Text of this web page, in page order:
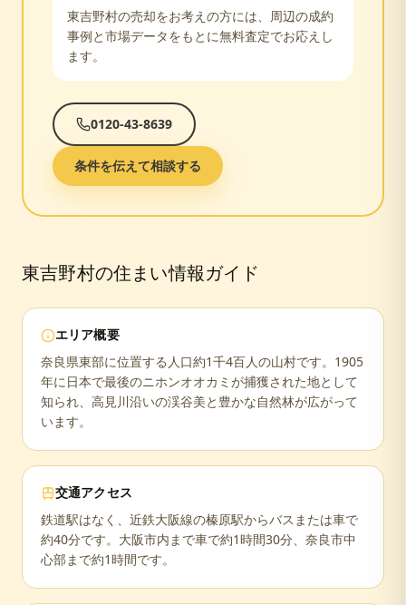
東吉野村の売却をお考えの方には、周辺の成約
事例と市場データをもとに無料査定でお応えし
ます。
0120-43-8639
条件を伝えて相談する
東吉野村の住まい情報ガイド
エリア概要
奈良県東部に位置する人口約1千4百人の山村です。1905
年に日本で最後のニホンオオカミが捕獲された地として
知られ、高見川沿いの渓谷美と豊かな自然林が広がって
います。
交通アクセス
鉄道駅はなく、近鉄大阪線の榛原駅からバスまたは車で
約40分です。大阪市内まで車で約1時間30分、奈良市中
心部まで約1時間です。